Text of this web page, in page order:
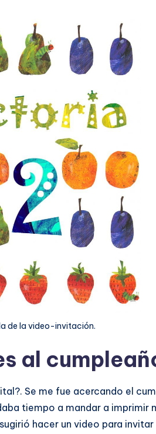
de la video-invitación.
al
Se me fue acercando el
tiempo a mandar a imprimir
hacer un video para